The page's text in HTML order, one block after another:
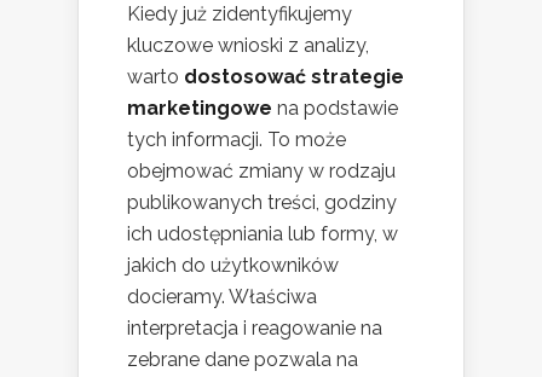
Kiedy już zidentyfikujemy
kluczowe wnioski z analizy,
warto dostosować strategie
marketingowe na podstawie
tych informacji. To może
obejmować zmiany w rodzaju
publikowanych treści, godziny
ich udostępniania lub formy, w
jakich do użytkowników
docieramy. Właściwa
interpretacja i reagowanie na
zebrane dane pozwala na